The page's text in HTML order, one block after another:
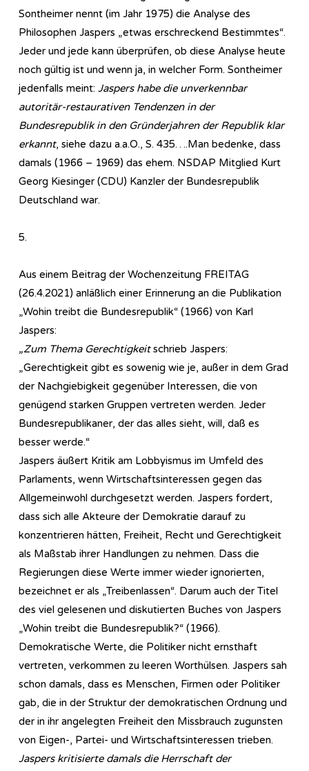
Sontheimer nennt (im Jahr 1975) die Analyse des
Philosophen Jaspers „etwas erschreckend Bestimmtes“.
Jeder und jede kann überprüfen, ob diese Analyse heute
noch gültig ist und wenn ja, in welcher Form. Sontheimer
jedenfalls meint: Jaspers habe die unverkennbar
autoritär-restaurativen Tendenzen in der
Bundesrepublik in den Gründerjahren der Republik klar
erkannt, siehe dazu a.a.O., S. 435….Man bedenke, dass
damals (1966 – 1969) das ehem. NSDAP Mitglied Kurt
Georg Kiesinger (CDU) Kanzler der Bundesrepublik
Deutschland war.
5.
Aus einem Beitrag der Wochenzeitung FREITAG
(26.4.2021) anläßlich einer Erinnerung an die Publikation
„Wohin treibt die Bundesrepublik“ (1966) von Karl
Jaspers:
„Zum Thema Gerechtigkeitschrieb Jaspers:
„Gerechtigkeit gibt es sowenig wie je, außer in dem Grad
der Nachgiebigkeit gegenüber Interessen, die von
genügend starken Gruppen vertreten werden. Jeder
Bundesrepublikaner, der das alles sieht, will, daß es
besser werde.“
Jaspers äußert Kritik am Lobbyismus im Umfeld des
Parlaments, wenn Wirtschaftsinteressen gegen das
Allgemeinwohl durchgesetzt werden. Jaspers fordert,
dass sich alle Akteure der Demokratie darauf zu
konzentrieren hätten, Freiheit, Recht und Gerechtigkeit
als Maßstab ihrer Handlungen zu nehmen. Dass die
Regierungen diese Werte immer wieder ignorierten,
bezeichnet er als „Treibenlassen“. Darum auch der Titel
des viel gelesenen und diskutierten Buches von Jaspers
„Wohin treibt die Bundesrepublik?“ (1966).
Demokratische Werte, die Politiker nicht ernsthaft
vertreten, verkommen zu leeren Worthülsen. Jaspers sah
schon damals, dass es Menschen, Firmen oder Politiker
gab, die in der Struktur der demokratischen Ordnung und
der in ihr angelegten Freiheit den Missbrauch zugunsten
von Eigen-, Partei- und Wirtschaftsinteressen trieben.
Jaspers kritisierte damals die Herrschaft der